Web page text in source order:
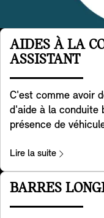
AIDES À LA
ASSISTANT
C'est comme avoir
d'aide à la conduite
présence de
trajectoire. De plus,
traversent derrière
arrière avec votre
Lire la suite
BARRES